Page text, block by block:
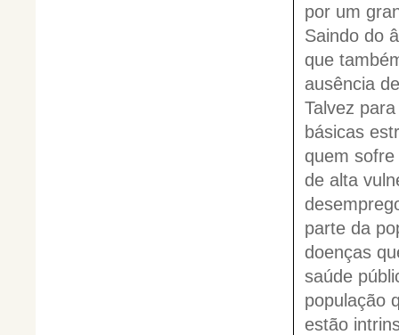
por um
Saindo do
que
ausência
Talvez
básicas
quem
de alta
parte da
doenças
saúde
população
estão